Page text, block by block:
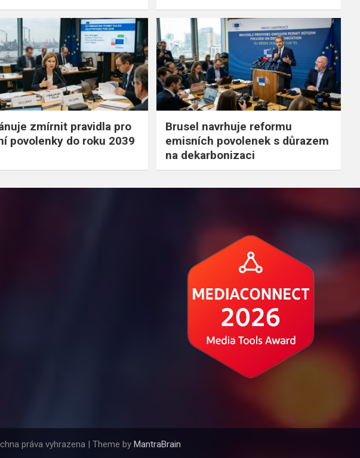
zmírnit pravidla pro
povolenky do roku 2039
Brusel navrhuje reformu
emisních povolenek s důrazem
na dekarbonizaci
práva vyhrazena | Theme by MantraBrain